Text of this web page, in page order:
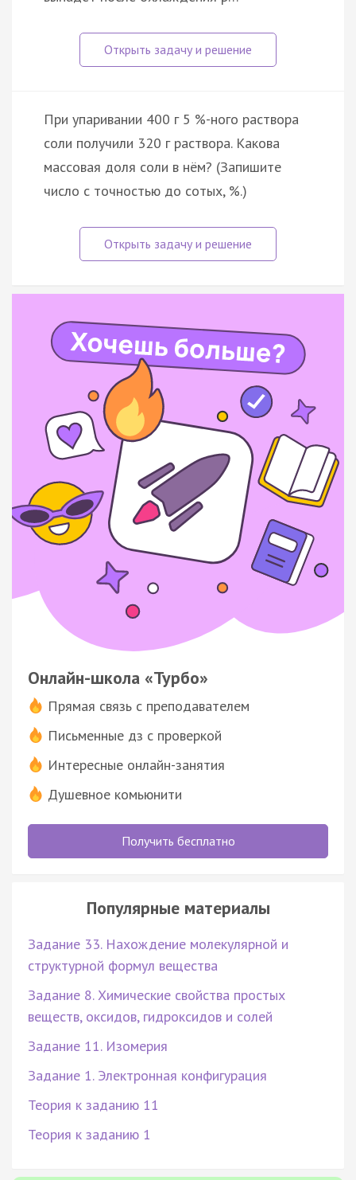
При упаривании 400 г 5 %-ного раствора
соли получили 320 г раствора. Какова
массовая доля соли в нём? (Запишите
число с точностью до сотых, %.)
Онлайн-школа «Турбо»
Прямая связь с преподавателем
Письменные дз с проверкой
Интересные онлайн-занятия
Душевное комьюнити
Получить бесплатно
Популярные материалы
Задание 33. Нахождение молекулярной и
структурной формул вещества
Задание 8. Химические свойства простых
веществ, оксидов, гидроксидов и солей
Задание 11. Изомерия
Задание 1. Электронная конфигурация
Теория к заданию 11
Теория к заданию 1